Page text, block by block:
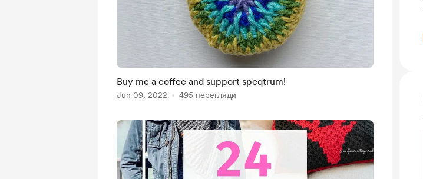
Buy me a coffee and support speqtrum!
Jun 09, 2022 495 перегляди